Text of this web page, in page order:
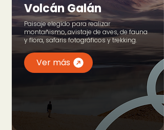
Volcán Galán
Paisaje elegido para realizar
montañismo, avistaje de aves, de fauna
y flora, safaris fotográficos y trekking.
Ver más